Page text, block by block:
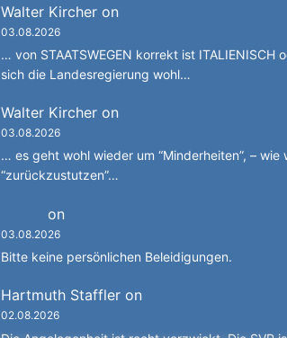
Walter Kircher on
03.08.2026
… von STAATSWEGEN korrekt ist
sich die Landesregierung wohl…
Walter Kircher on
03.08.2026
… es geht wohl wieder um “Minderheiten”, –
“zurückzustutzen”…
on
03.08.2026
Bitte keine persönlichen Beleidigungen.
Hartmuth Staffler on
02.08.2026